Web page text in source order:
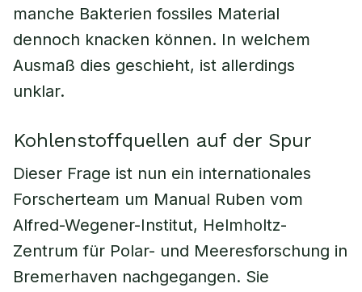
manche Bakterien fossiles Material
dennoch knacken können. In welchem
Ausmaß dies geschieht, ist allerdings
unklar.
Kohlenstoffquellen auf der Spur
Dieser Frage ist nun ein internationales
Forscherteam um Manual Ruben vom
Alfred-Wegener-Institut, Helmholtz-
Zentrum für Polar- und Meeresforschung in
Bremerhaven nachgegangen. Sie